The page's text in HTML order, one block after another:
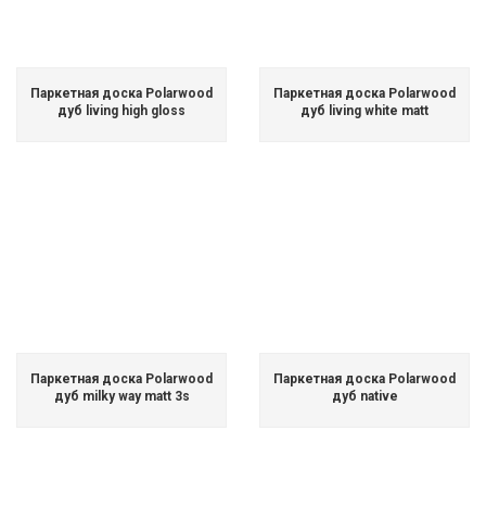
Паркетная доска Polarwood
дуб living high gloss
Паркетная доска Polarwood
дуб living white matt
Паркетная доска Polarwood
дуб milky way matt 3s
Паркетная доска Polarwood
дуб native